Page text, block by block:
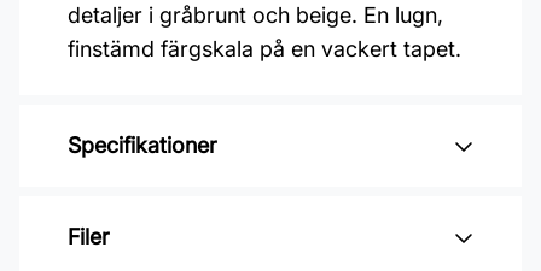
detaljer i gråbrunt och beige. En lugn,
finstämd färgskala på en vackert tapet.
Specifikationer
Varumärke: Boråstapeter
Filer